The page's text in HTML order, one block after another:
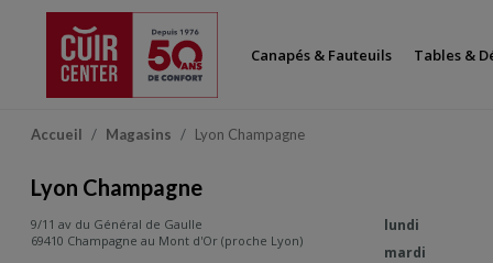
Canapés & Fauteuils Tables &
Accueil Magasins Lyon Champagne
Lyon Champagne
9/11 av du Général de Gaulle
69410 Champagne au Mont d'Or (proche Lyon)
lundi
mardi